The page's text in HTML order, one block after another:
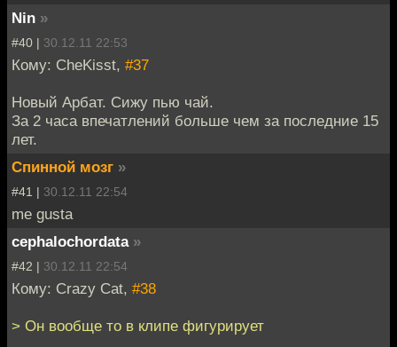
Nin »
#40 | 30.12.11 22:53
Кому: CheKisst, #37
Новый Арбат. Сижу пью чай.
За 2 часа впечатлений больше чем за последние 15
лет.
Спинной мозг »
#41 | 30.12.11 22:54
me gusta
cephalochordata »
#42 | 30.12.11 22:54
Кому: Crazy Cat, #38
> Он вообще то в клипе фигурирует